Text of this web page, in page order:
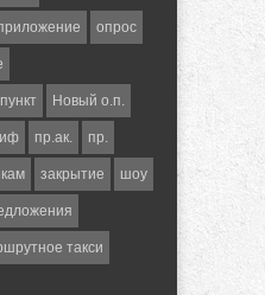
опрос
Новый о.п.
пр.ак. пр.
закрытие шоу
такси